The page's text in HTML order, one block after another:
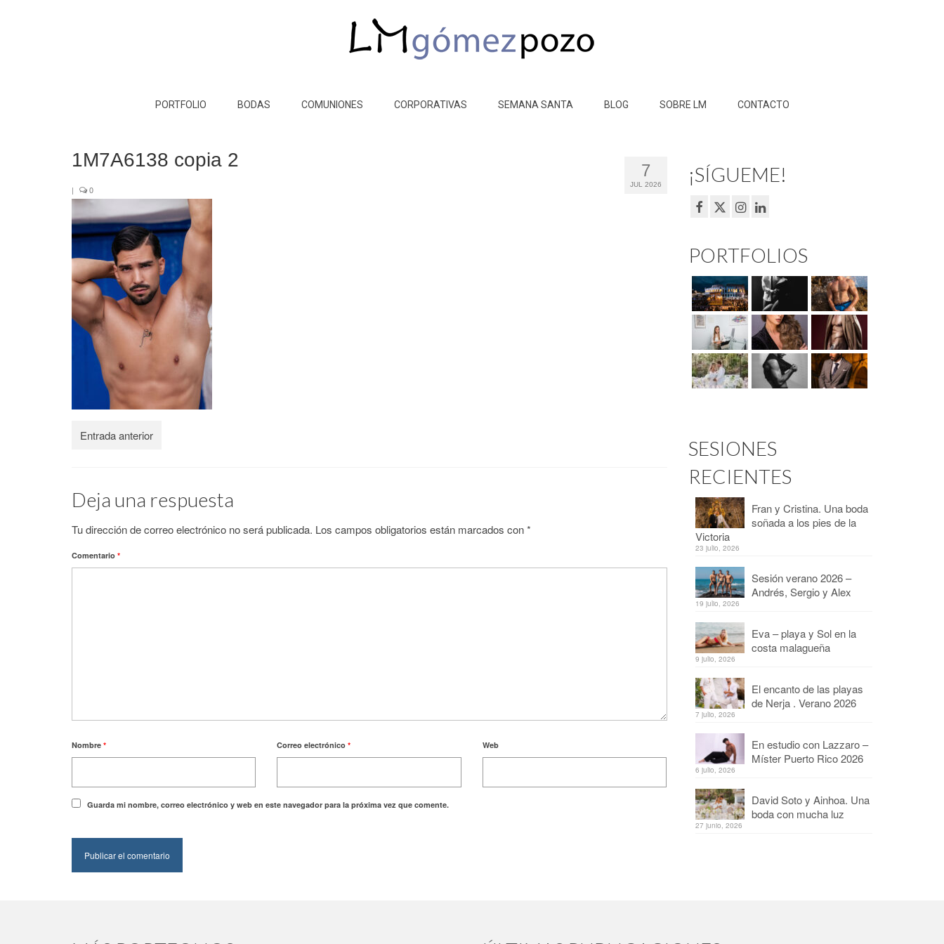
PORTFOLIO BODAS COMUNIONES CORPORATIVAS SEMANA SANTA BLOG SOBRE LM CONTACTO
7
JUL 2026
1M7A6138 copia 2
| 0
Entrada anterior
Deja una respuesta
Tu dirección de correo electrónico no será publicada. Los campos obligatorios están marcados con*
Comentario *
Nombre * Correo electrónico* Web
Guarda mi nombre, correo electrónico y web en este navegador para la próxima vez que comente.
¡SÍGUEME!
PORTFOLIOS
SESIONES
RECIENTES
Fran y Cristina. Una boda
soñada a los pies de la
Victoria
23 julio, 2026
Sesión verano 2026 –
Andrés, Sergio y Alex
19 julio, 2026
Eva – playa y Sol en la
costa malagueña
9 julio, 2026
El encanto de las playas
de Nerja . Verano 2026
7 julio, 2026
En estudio con Lazzaro –
Míster Puerto Rico 2026
6 julio, 2026
David Soto y Ainhoa. Una
boda con mucha luz
27 junio, 2026